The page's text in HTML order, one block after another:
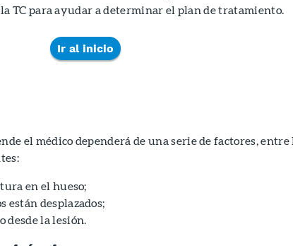
TC para ayudar a determinar el plan de tratamiento.
Ir al inicio
el médico dependerá de una serie de factores, entre
en el hueso;
están desplazados;
desde la lesión.